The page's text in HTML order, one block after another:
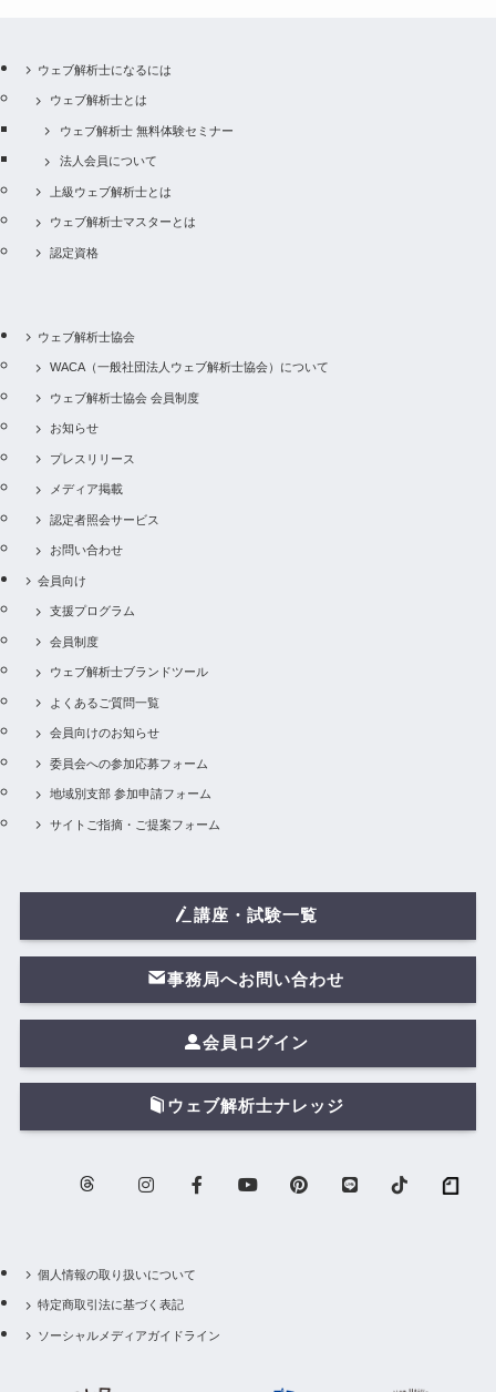
ウェブ解析士になるには
ウェブ解析士とは
ウェブ解析士 無料体験セミナー
法人会員について
上級ウェブ解析士とは
ウェブ解析士マスターとは
認定資格
ウェブ解析士協会
WACA（一般社団法人ウェブ解析士協会）について
ウェブ解析士協会 会員制度
お知らせ
プレスリリース
メディア掲載
認定者照会サービス
お問い合わせ
会員向け
支援プログラム
会員制度
ウェブ解析士ブランドツール
よくあるご質問一覧
会員向けのお知らせ
委員会への参加応募フォーム
地域別支部 参加申請フォーム
サイトご指摘・ご提案フォーム
講座・試験一覧
事務局へお問い合わせ
会員ログイン
ウェブ解析士ナレッジ
個人情報の取り扱いについて
特定商取引法に基づく表記
ソーシャルメディアガイドライン